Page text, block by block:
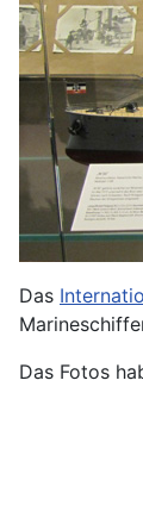
Das
Das Fotos